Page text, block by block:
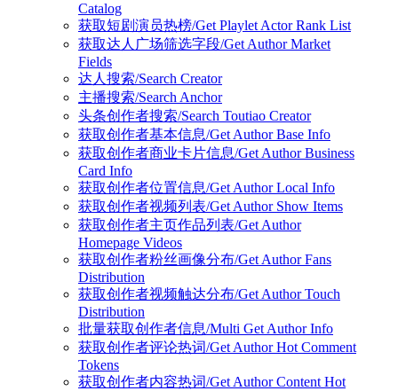
Catalog
获取短剧演员热榜/Get Playlet Actor Rank List
获取达人广场筛选字段/Get Author Market
Fields
达人搜索/Search Creator
主播搜索/Search Anchor
头条创作者搜索/Search Toutiao Creator
获取创作者基本信息/Get Author Base Info
获取创作者商业卡片信息/Get Author Business
Card Info
获取创作者位置信息/Get Author Local Info
获取创作者视频列表/Get Author Show Items
获取创作者主页作品列表/Get Author
Homepage Videos
获取创作者粉丝画像分布/Get Author Fans
Distribution
获取创作者视频触达分布/Get Author Touch
Distribution
批量获取创作者信息/Multi Get Author Info
获取创作者评论热词/Get Author Hot Comment
Tokens
获取创作者内容热词/Get Author Content Hot